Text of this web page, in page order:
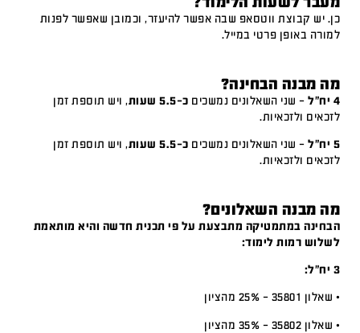
כן. יש קבוצת ווטסאפ שבה אפשר להיעזר, וכמובן שאפשר לפנות
למורה באופן פרטי במייל.
מה מבנה הבחינה?
4 יח"ל – שני השאלונים נמשכים כ-5.5 שעות
, ויש תוספת זמן
לזכאים ולזכאיות.
5 יח"ל – שני השאלונים נמשכים כ-5.5 שעות
, ויש תוספת זמן
לזכאים ולזכאיות.
מה מבנה השאלונים?
הבחינה במתמטיקה מתבצעת על פי תכנית חדשה והיא מותאמת
לשלוש רמות לימוד:
3 יח”ל:
• שאלון 35801 – 25% מהציון
• שאלון 35802 – 35% מהציון